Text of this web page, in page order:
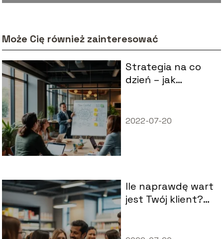
Może Cię również zainteresować
Strategia na co
dzień – jak
firmy
2022-07-20
Ile naprawdę wart
jest Twój klient?